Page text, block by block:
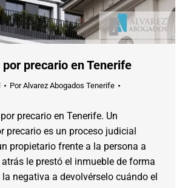
por precario en Tenerife
PorAlvarez Abogados Tenerife
precario en Tenerife. Un
precario es un proceso judicial
propietario frente a la persona a
le prestó el inmueble de forma
negativa a devolvérselo cuándo el